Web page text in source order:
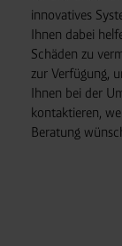
innovatives
Ihnen dabei
Schäden zu
zur Verfügung,
Ihnen bei der
kontaktieren,
Beratung